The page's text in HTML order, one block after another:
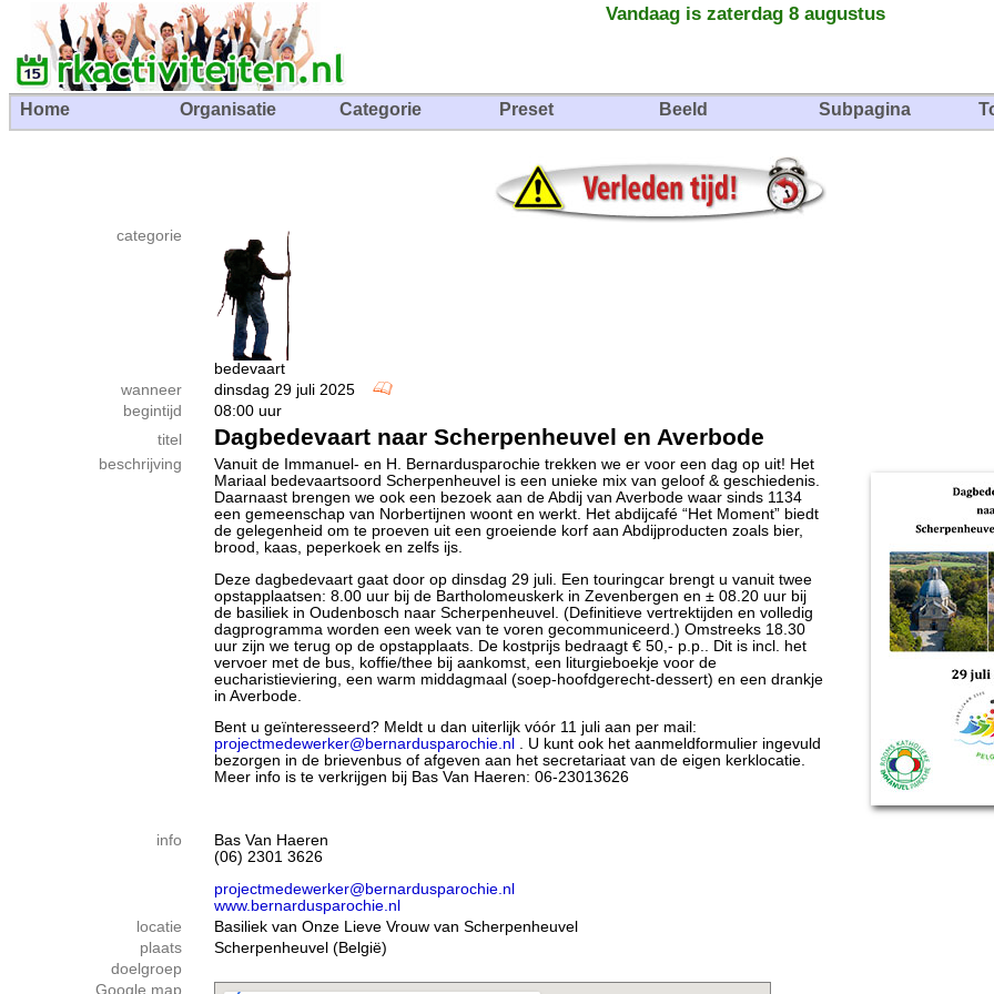
Vandaag is zaterdag 8 augustus
Home Organisatie Categorie Preset Beeld Subpagina
categorie
bedevaart
wanneer
dinsdag 29 juli 2025
begintijd
08:00 uur
titel
Dagbedevaart naar Scherpenheuvel en Averbode
beschrijving
Vanuit de Immanuel- en H. Bernardusparochie trekken we er voor een dag op uit! Het
Mariaal bedevaartsoord Scherpenheuvel is een unieke mix van geloof & geschiedenis.
Daarnaast brengen we ook een bezoek aan de Abdij van Averbode waar sinds 1134
een gemeenschap van Norbertijnen woont en werkt. Het abdijcafé “Het Moment” biedt
de gelegenheid om te proeven uit een groeiende korf aan Abdijproducten zoals bier,
brood, kaas, peperkoek en zelfs ijs.
Deze dagbedevaart gaat door op dinsdag 29 juli. Een touringcar brengt u vanuit twee
opstapplaatsen: 8.00 uur bij de Bartholomeuskerk in Zevenbergen en ± 08.20 uur bij
de basiliek in Oudenbosch naar Scherpenheuvel. (Definitieve vertrektijden en volledig
dagprogramma worden een week van te voren gecommuniceerd.) Omstreeks 18.30
uur zijn we terug op de opstapplaats. De kostprijs bedraagt € 50,- p.p.. Dit is incl. het
vervoer met de bus, koffie/thee bij aankomst, een liturgieboekje voor de
eucharistieviering, een warm middagmaal (soep-hoofdgerecht-dessert) en een drankje
in Averbode.
Bent u geïnteresseerd? Meldt u dan uiterlijk vóór 11 juli aan per mail:
projectmedewerker@bernardusparochie.nl . U kunt ook het aanmeldformulier ingevuld
bezorgen in de brievenbus of afgeven aan het secretariaat van de eigen kerklocatie.
Meer info is te verkrijgen bij Bas Van Haeren: 06-23013626
info
Bas Van Haeren
(06) 2301 3626
projectmedewerker@bernardusparochie.nl
www.bernardusparochie.nl
locatie
Basiliek van Onze Lieve Vrouw van Scherpenheuvel
plaats
Scherpenheuvel (België)
doelgroep
Google map